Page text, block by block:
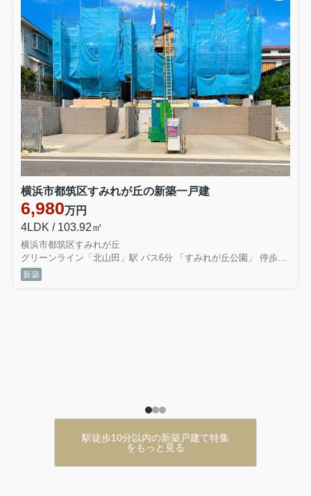
横浜市都筑区すみれが丘の新築一戸建
6,980万円
4LDK / 103.92㎡
横浜市都筑区すみれが丘
グリーンライン「北山田」駅 バス6分 「すみれが丘公園」 停歩3分
新築
駅徒歩10分以内の新築戸建て特集
をもっと見る